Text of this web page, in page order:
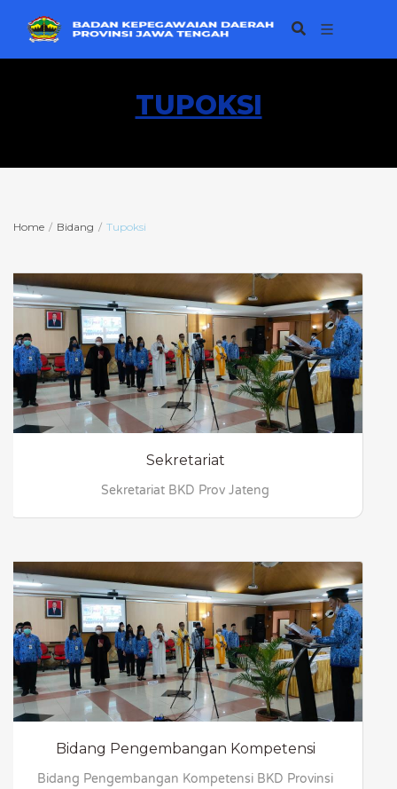
TUPOKSI
Home Bidang Tupoksi
Sekretariat
Sekretariat BKD Prov Jateng
Bidang Pengembangan Kompetensi
Bidang Pengembangan Kompetensi BKD Provinsi